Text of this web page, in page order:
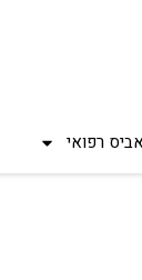
רפואי